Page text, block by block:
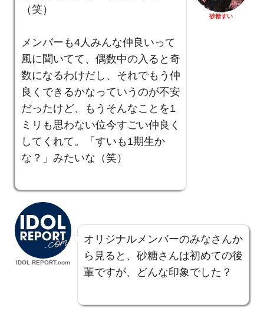
（笑）
メンバーも4人みんな仲良いって
風に聞いてて、偶数中の入ると奇
数になるわけだし、それでもう仲
良くできるかなっていうのが不安
だったけど、もうそんなことを1
ミリも思わない位今すごい仲良く
してくれて。「すいも1期生か
な？」みたいな（笑）
砂糖すい
IDOL REPORT.com
オリジナルメンバーのみなさんか
ら見ると、砂糖さんは初めての後
輩ですが、どんな印象でした？